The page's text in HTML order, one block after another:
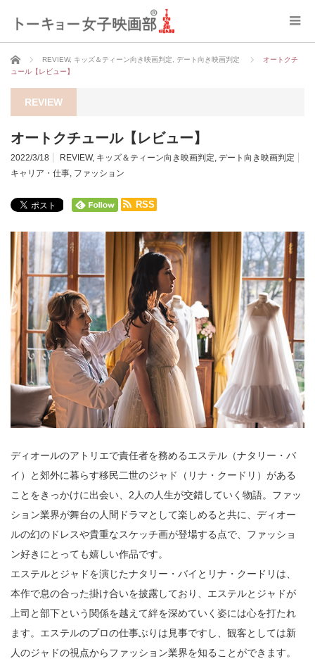
ホーム REVIEW, キッズ＆ティーン向き映画判定 デート向き映画判定
オートクチ
ュール【レビュー】
REVIEW
オートクチュール【レビュー】
2022/3/18 REVIEW, キッズ＆ティーン向き映画判定, デート向き映画判定
キャリア・仕事, ファッション
RSS
ディオールのアトリエで責任者を務めるエステル（ナタリー・バ
イ）と郊外に暮らす移民二世のジャド（リナ・クードリ）がある
ことをきっかけに出会い、2人の人生が交錯していく物語。ファッ
ション業界が舞台の人間ドラマとして楽しめると共に、ディオー
ルの幻のドレスや貴重なスケッチ画が登場する点で、ファッショ
ン好きにとっても嬉しい作品です。
エステルとジャドを演じたナタリー・バイとリナ・クードリは、
本作で息の合った掛け合いを披露しており、エステルとジャドが
上司と部下という関係を越えて絆を深めていく姿には心を打たれ
ます。エステルのプロの仕事ぶりは見事ですし、観客としては新
人のジャドの視点からファッション業界を知ることができます。